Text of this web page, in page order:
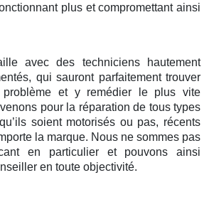
plus et compromettant ainsi
avec des techniciens hautement
qui sauront parfaitement trouver
et y remédier le plus vite
pour la réparation de tous types
soient motorisés ou pas, récents
la marque. Nous ne sommes pas
en particulier et pouvons ainsi
en toute objectivité.